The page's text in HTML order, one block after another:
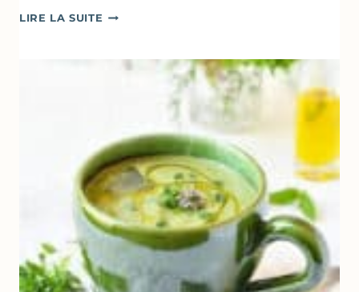
LIRE LA SUITE ABRICOTS
D’ORANGER